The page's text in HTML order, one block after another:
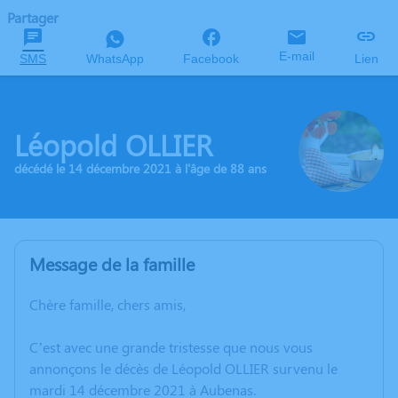
Partager
SMS WhatsApp Facebook E-mail Lien
Léopold OLLIER
décédé le 14 décembre 2021 à l'âge de 88 ans
Message de la famille
Chère famille, chers amis,
C’est avec une grande tristesse que nous vous
annonçons le décès de Léopold OLLIER survenu le
mardi 14 décembre 2021 à Aubenas.